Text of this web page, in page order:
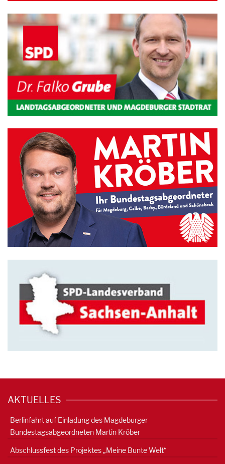
AKTUELLES
Berlinfahrt auf Einladung des Magdeburger
Bundestagsabgeordneten Martin Kröber
Abschlussfest des Projektes „Meine Bunte Welt“